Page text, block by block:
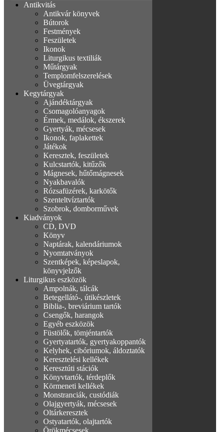
Antikvitás
Antikvár könyvek
Bútorok
Festmények
Feszületek
Ikonok
Liturgikus textiliák
Műtárgyak
Templomfelszerelések
Üvegtárgyak
Kegytárgyak
Ajándéktárgyak
Csomagolóanyagok
Érmek, medálok, ékszerek
Gyertyák, mécsesek
Ikonok, faplakettek
Játékok
Keresztek, feszületek
Kulcstartók, kitűzők
Mágnesek, hűtőmágnesek
Nyakbavalók
Rózsafüzérek, karkötők
Szenteltvíztartók
Szobrok, domborművek
Kiadványok
CD, DVD
Könyv
Naptárak, kalendáriumok
Nyomtatványok
Szentképek, képeslapok,
könyvjelzők
Liturgikus eszközök
Ampolnák, tálcák
Betegellátó-, útikészletek
Biblia-, breviárium tartók
Csengők, harangok
Egyéb eszközök
Füstölők, tömjéntartók
Gyertyatartók, gyertyakoppantók
Kelyhek, cibóriumok, áldoztatók
Keresztelési kellékek
Keresztúti stációk
Könyvtartók, térdeplők
Körmeneti kellékek
Monstranciák, custódiák
Olajgyertyák, mécsesek
Oltárkeresztek
Ostyatartók, olajtartók